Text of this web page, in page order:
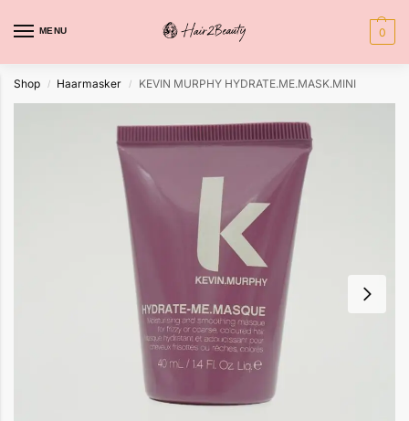
MENU 0
Shop / Haarmasker / KEVIN MURPHY HYDRATE.ME.MASK.MINI